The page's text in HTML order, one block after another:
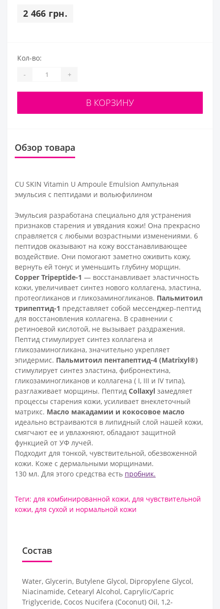
2 466 грн.
Кол-во:
- +
В КОРЗИНУ
Обзор товара
CU SKIN Vitamin U Ampoule Emulsion Ампульная
эмульсия с пептидами и вольюфилином
Эмульсия разработана специально для устранения
признаков старения и увядания кожи! Она прекрасно
справляется с любыми возрастными изменениями. 6
пептидов оказывают на кожу восстанавливающее
воздействие. Они помогают заметно оживить кожу,
вернуть ей тонус и уменьшить глубину морщин.
Copper Tripeptide-1 — восстанавливает эластичность
кожи, увеличивает синтез нового коллагена, эластина,
протеогликанов и гликозаминогликанов. Пальмитоил
трипептид-1 представляет собой мессенджер-пептид
для восстановления коллагена. В сравнении с
ретиноевой кислотой, не вызывает раздражения.
Пептид стимулирует синтез коллагена и
гликозаминогликана, значительно укрепляет
эпидермис. Пальмитоил пентапептид-4 (Matrixyl®)
стимулирует синтез эластина, фибронектина,
гликозаминогликанов и коллагена ( I, III и IV типа),
разглаживает морщины. Пептид Collaxyl замедляет
процессы старения кожи, усиливает внеклеточный
матрикс. Масло макадамии и кокосовое масло
идеально встраиваются в липидный слой нашей кожи,
смягчают ее и увлажняют, обладают защитной
функцией от УФ лучей.
Подходит для тонкой, чувствительной, обезвоженной
кожи. Коже с дермальными морщинами.
130 мл. Для этого средства есть пробник.
Теги: для комбинированной кожи, для чувствительной
кожи, для сухой и нормальной кожи
Состав
Water, Glycerin, Butylene Glycol, Dipropylene Glycol,
Niacinamide, Cetearyl Alcohol, Caprylic/Capric
Triglyceride, Cocos Nucifera (Coconut) Oil, 1,2-